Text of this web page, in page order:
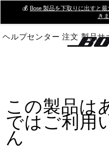
Main
💰 Bose 製品を下取りに出すと
き
ヘルプセンター 注文 製品サ
この製品は
ではご利用
ん